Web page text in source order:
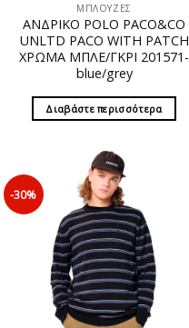
ΜΠΛΟΥΖΕΣ
ΑΝΔΡΙΚΟ POLO PACO&CO
UNLTD PACO WITH PATCH
ΧΡΩΜΑ ΜΠΛΕ/ΓΚΡΙ 201571-
blue/grey
Διαβάστε περισσότερα
-30%